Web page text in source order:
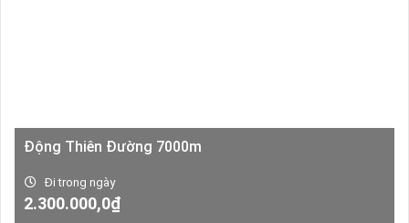
Động Thiên Đường 7000m
Đi trong ngày
Giá
2.300.000,0₫Giá